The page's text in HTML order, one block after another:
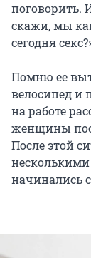
поговорить.
скажи, мы
сегодня
Помню ее
велосипед и
на работе
женщины
После этой
начинались